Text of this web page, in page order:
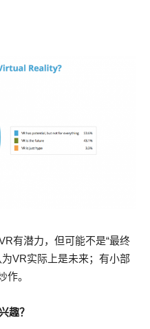
有潜力，但可能不是“最终
VR实际上是未来；有小部
作。
趣？